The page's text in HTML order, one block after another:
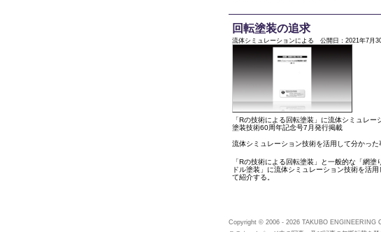
回転塗装の追求
流体シミュレーションによる 公開日：2021年7月
「Rの技術による回転塗装」に流体シミュレー
塗装技術60周年記念号7月発行掲載
流体シミュレーション技術を活用して分かった
「Rの技術による回転塗装」と一般的な「網塗
ドル塗装」に流体シミュレーション技術を活
て紹介する。
Copyright © 2006 - 2026 TAKUBO ENGINEERING